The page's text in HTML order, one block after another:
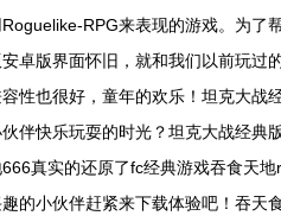
RPG来表现的游戏。为了
版界面怀旧，就和我们以前玩过
性也很好，童年的欢乐！坦克大战
伴快乐玩耍的时光？坦克大战经典
真实的还原了fc经典游戏吞食天地
的小伙伴赶紧来下载体验吧！吞天